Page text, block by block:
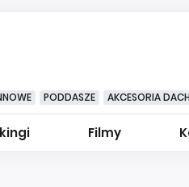
PODDASZE AKCESORIA
Filmy